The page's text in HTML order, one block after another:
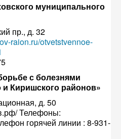
муниципального
пр., д. 32
raion.ru/otvetstvennoe-
с болезнями
Киришского районов»
д. 50
Телефоны:
горячей линии : 8-931-